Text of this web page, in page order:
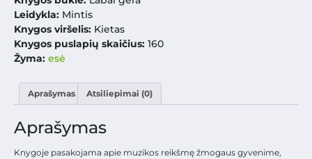
Leidykla: Mintis
Knygos viršelis: Kietas
Knygos puslapių skaičius: 160
Žyma: esė
Aprašymas Atsiliepimai (0)
Aprašymas
Knygoje pasakojama apie muzikos reikšmę žmogaus gyvenime,